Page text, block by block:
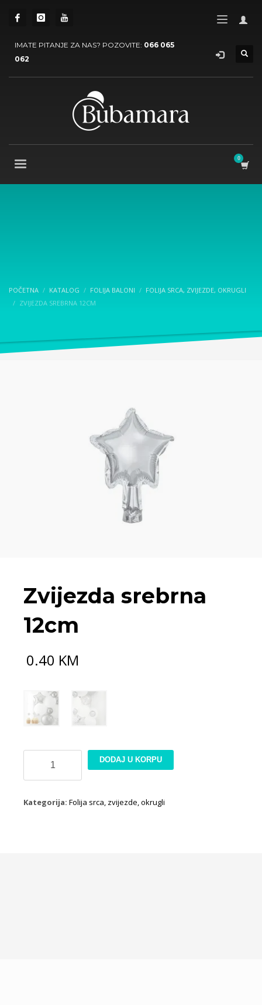
IMATE PITANJE ZA NAS? POZOVITE: 066 065
062
POČETNA KATALOG FOLIJA BALONI
FOLIJA SRCA, ZVIJEZDE, OKRUGLI
ZVIJEZDA SREBRNA 12CM
Zvijezda srebrna
12cm
0.40 KM
srebrna
12cm
DODAJ U KORPU
Kategorija: Folija srca, zvijezde, okrugli